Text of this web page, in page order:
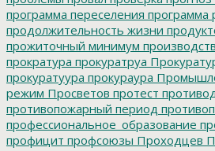
программа переселения программа
продолжительность жизни
прожиточный минимум
прократура прокуратруа
прокуратуура прокураура
режим Просветов протест
противопожарный период
профессиональное_образование
профицит профсоюзы Проходцев